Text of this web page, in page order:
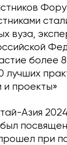
вуза,
более
и проекты»
Азия
при